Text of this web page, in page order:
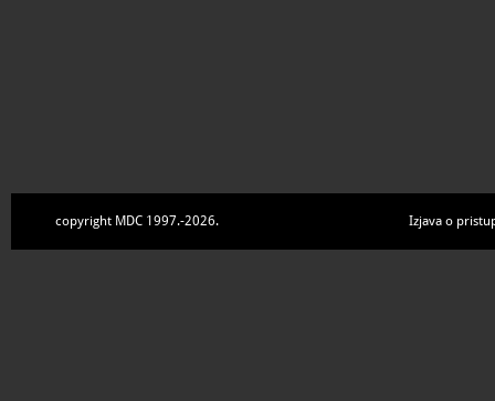
copyright MDC 1997.-2026. Izjava o